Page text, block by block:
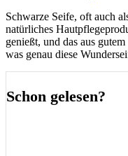
Schwarze Seife, oft auch
natürliches
genießt, und das aus
was genau diese
Schon gelesen?